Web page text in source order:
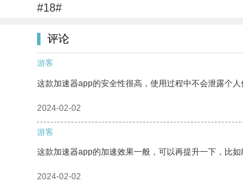
#18#
评论
游客
这款加速器app的安全性很高，使用过程中不会泄露个
2024-02-02
游客
这款加速器app的加速效果一般，可以再提升一下，比如
2024-02-02